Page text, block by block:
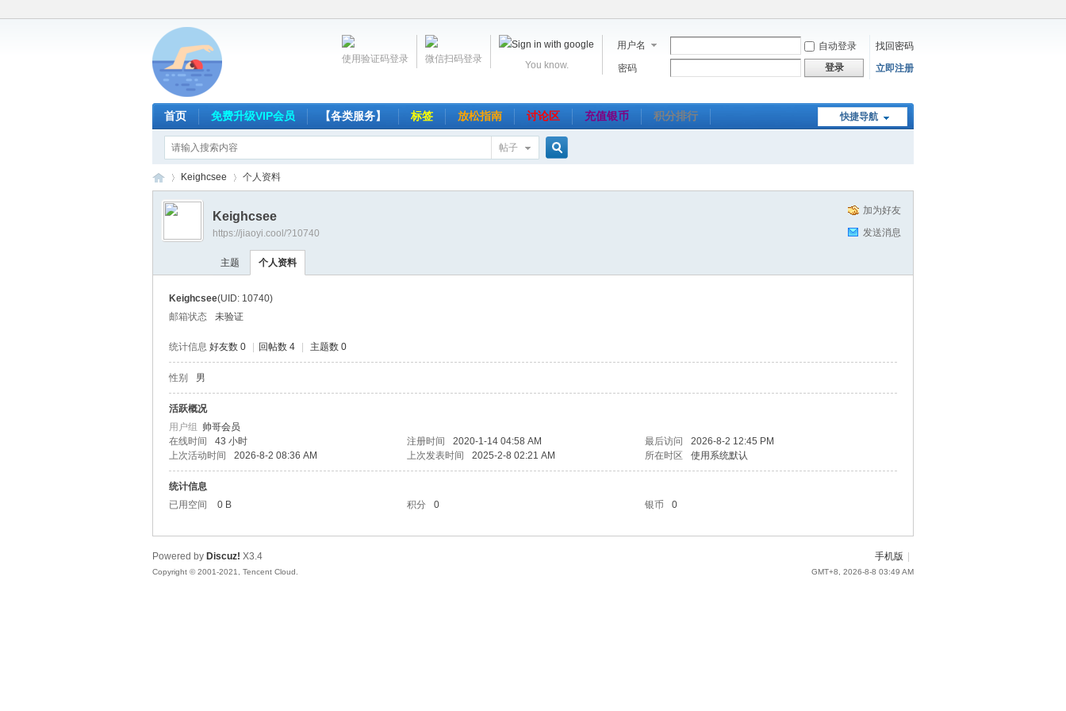
用户名 自动登录
找回密码
密码
登录 立即注册
You know.
微信扫码登录
使用验证码登录
快捷导航
首页 免费升级VIP会员 【各类服务】 标签 放松指南 讨论区 充值银币 积分排行
帖子
网
›
Keighcsee 个人资料
加为好友
发送消息
Keighcsee
https://jiaoyi.cool/?10740
主题 个人资料
Keighcsee(UID: 10740)
邮箱状态
未验证
统计信息 好友数 0 回帖数 4 主题数 0
性别 男
活跃概况
用户组 帅哥会员
在线时间
43 小时 注册时间 2020-1-14 04:58 AM 最后访问
2026-8-2 12:45 PM
上次活动时间
2026-8-2 08:36 AM 上次发表时间 2025-2-8 02:21 AM 所在时区 使用系统默认
统计信息
已用空间
0 B 积分 0 银币 0
手机版
GMT+8, 2026-8-8 03:49 AM
Powered by Discuz! X3.4
Copyright © 2001-2021, Tencent Cloud.